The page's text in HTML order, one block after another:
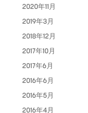
2020年11月
2019年3月
2018年12月
2017年10月
2017年6月
2016年6月
2016年5月
2016年4月